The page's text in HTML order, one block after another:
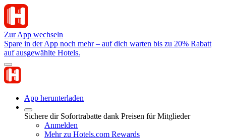
Zur App wechseln
Spare in der App noch mehr – auf dich warten bis zu 20% Rabatt
auf ausgewählte Hotels.
App herunterladen
Sichere dir Sofortrabatte dank Preisen für Mitglieder
Anmelden
Mehr zu Hotels.com Rewards